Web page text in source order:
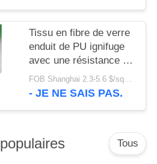
Tissu en fibre de verre
enduit de PU ignifuge
avec une résistance à
la température de
550°C pour les
FOB Shanghai 2.3-5.6 $/sqm MOQ:20 rouleaux
- JE NE SAIS PAS.
Tous